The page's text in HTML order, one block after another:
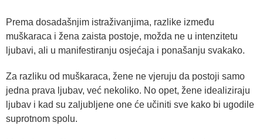
Prema dosadašnjim istraživanjima, razlike između
muškaraca i žena zaista postoje, možda ne u intenzitetu
ljubavi, ali u manifestiranju osjećaja i ponašanju svakako.
Za razliku od muškaraca, žene ne vjeruju da postoji samo
jedna prava ljubav, već nekoliko. No opet, žene idealiziraju
ljubav i kad su zaljubljene one će učiniti sve kako bi ugodile
suprotnom spolu.